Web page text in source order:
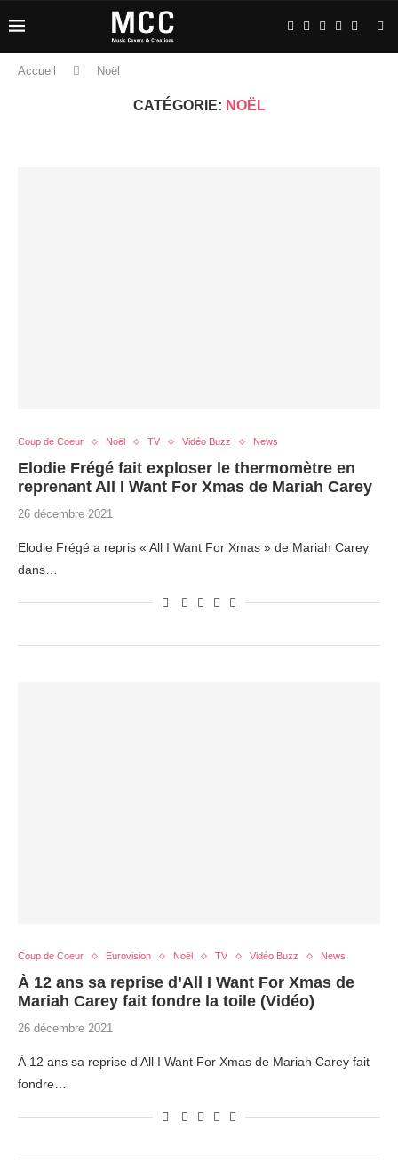
Accueil Noël
CATÉGORIE: NOËL
Coup de Coeur Noël TV Vidéo Buzz News
Elodie Frégé fait exploser le thermomètre en
reprenant All I Want For Xmas de Mariah Carey
26 décembre 2021
Elodie Frégé a repris « All I Want For Xmas » de Mariah Carey
dans…
Coup de Coeur Eurovision Noël TV Vidéo Buzz News
À 12 ans sa reprise d’All I Want For Xmas de
Mariah Carey fait fondre la toile (Vidéo)
26 décembre 2021
À 12 ans sa reprise d’All I Want For Xmas de Mariah Carey fait
fondre…